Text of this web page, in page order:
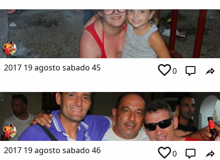
2017 19 agosto sabado 45 0
2017 19 agosto sabado 46 0